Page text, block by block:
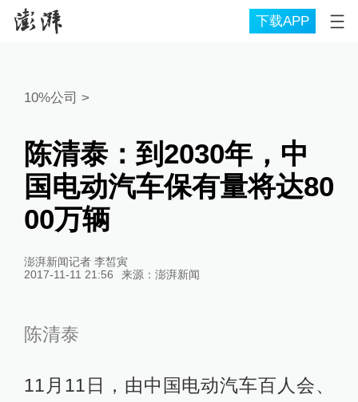
下载APP
10%公司 >
陈清泰：到2030年，中
国电动汽车保有量将达80
00万辆
澎湃新闻记者 李皙寅
2017-11-11 21:56
来源： 澎湃新闻
陈清泰
11月11日，由中国电动汽车百人会、